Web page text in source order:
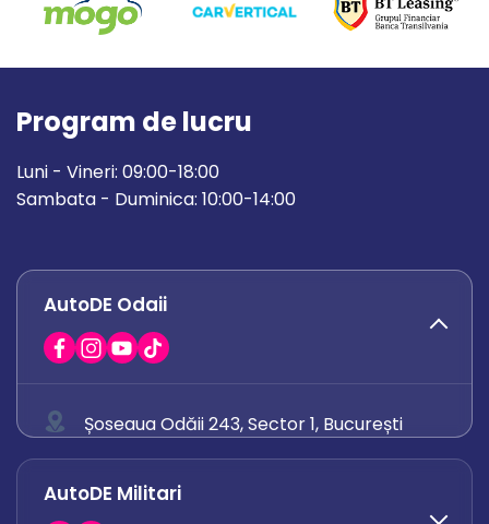
Program de lucru
Luni - Vineri: 09:00-18:00
Sambata - Duminica: 10:00-14:00
AutoDE Odaii
Șoseaua Odăii 243, Sector 1, București
0742 444 194
AutoDE Militari